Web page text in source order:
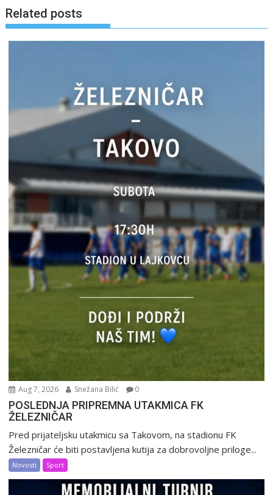
Related posts
Aug 7, 2026 Snežana Bilić 0
POSLEDNJA PRIPREMNA UTAKMICA FK
ŽELEZNIČAR
Pred prijateljsku utakmicu sa Takovom, na stadionu FK
Železničar će biti postavljena kutija za dobrovoljne priloge...
Novosti Sport